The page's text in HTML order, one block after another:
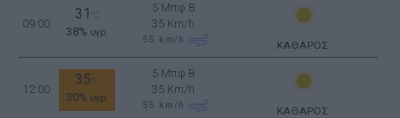
09:00
31
38% υγρ.
5 Μπφ B
35 Km/h
55 km/h ΚΑΘΑΡΟΣ
12:00
35
30% υγρ.
5 Μπφ B
35 Km/h
55 km/h ΚΑΘΑΡΟΣ